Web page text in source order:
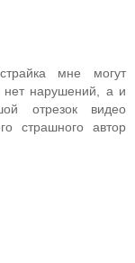
мне могут
нет нарушений, а и
отрезок видео
страшного автор